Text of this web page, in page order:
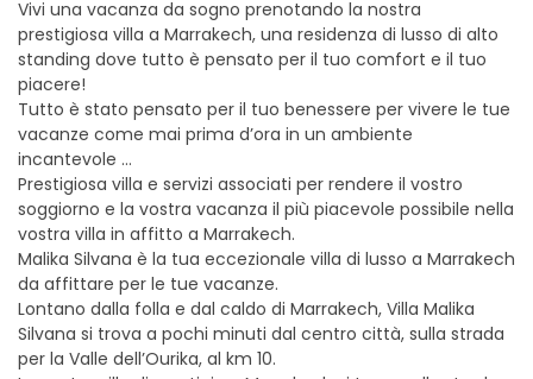
Vivi una vacanza da sogno prenotando la nostra
prestigiosa villa a Marrakech, una residenza di lusso di alto
standing dove tutto è pensato per il tuo comfort e il tuo
piacere!
Tutto è stato pensato per il tuo benessere per vivere le tue
vacanze come mai prima d’ora in un ambiente
incantevole …
Prestigiosa villa e servizi associati per rendere il vostro
soggiorno e la vostra vacanza il più piacevole possibile nella
vostra villa in affitto a Marrakech.
Malika Silvana è la tua eccezionale villa di lusso a Marrakech
da affittare per le tue vacanze.
Lontano dalla folla e dal caldo di Marrakech, Villa Malika
Silvana si trova a pochi minuti dal centro città, sulla strada
per la Valle dell’Ourika, al km 10.